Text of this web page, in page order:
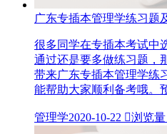
广东专插本管理学练习题
很多同学在专插本考试中
通过还是要多做练习题，
带来广东专插本管理学练
能帮助大家顺利备考哦。
管理学2020-10-22 浏览量